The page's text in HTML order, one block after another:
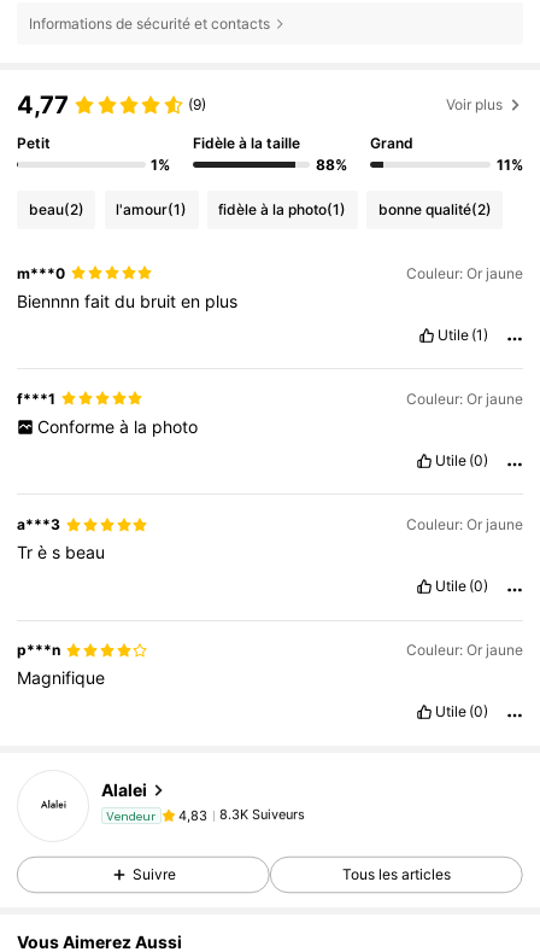
Informations de sécurité et contacts
4,77 (9) Voir plus
Petit
1%
Fidèle à la taille
88%
Grand
11%
beau(2) l'amour(1) fidèle à la photo(1) bonne qualité(2)
m***0 Couleur: Or jaune
Biennnnfaitdu bruiten plus
Utile (1)
f***1 Couleur: Or jaune
Conforme à la photo
Utile (0)
a***3 Couleur: Or jaune
Très beau
Utile (0)
p***n Couleur: Or jaune
Magnifique
Utile (0)
Alalei
Vendeur
n***0est en train de naviguer
8.3K Suiveurs
Suivre Tous les articles
Vous Aimerez Aussi